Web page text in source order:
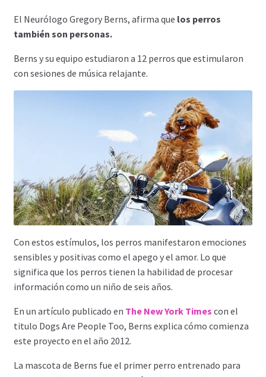
El Neurólogo Gregory Berns, afirma que los perros
también son personas.
Berns y su equipo estudiaron a 12 perros que estimularon
con sesiones de música relajante.
Con estos estímulos, los perros manifestaron emociones
sensibles y positivas como el apego y el amor. Lo que
significa que los perros tienen la habilidad de procesar
información como un niño de seis años.
En un artículo publicado en The New York Times con el
titulo Dogs Are People Too, Berns explica cómo comienza
este proyecto en el año 2012.
La mascota de Berns fue el primer perro entrenado para